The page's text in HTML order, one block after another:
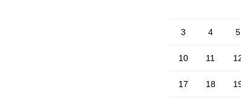
3 4 5
10 11
17 18